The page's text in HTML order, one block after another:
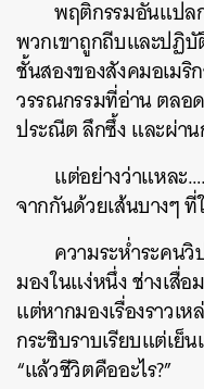
พฤติกรรมอันแปล
พวกเขาถูกถีบและปฏิบั
ชั้นสองของสังคมอเมริ
วรรณกรรมที่อ่าน ตลอ
ประณีต ลึกซึ้ง และผ่า
แต่อย่างว่าแหละ
จากกันด้วยเส้นบางๆ
ความระห่ำระคน
มองในแง่หนึ่ง ช่างเสื่อ
แต่หากมองเรื่องราวเ
กระซิบราบเรียบแต่เย็น
“แล้วชีวิตคืออะไร?”